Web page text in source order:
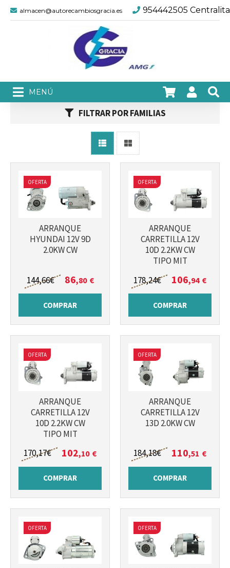
almacen@autorecambiosgracia.es 954442505 Centralita
FILTRAR POR FAMILIAS
OFERTA
ARRANQUE
HYUNDAI 12V 9D
2.0KW CW
144,66€ 86,80 €
COMPRAR
OFERTA
ARRANQUE
CARRETILLA 12V
10D 2.2KW CW
TIPO MIT
178,24€ 106,94 €
COMPRAR
OFERTA
ARRANQUE
CARRETILLA 12V
10D 2.2KW CW
TIPO MIT
170,17€ 102,10 €
COMPRAR
OFERTA
ARRANQUE
CARRETILLA 12V
13D 2.0KW CW
184,18€ 110,51 €
COMPRAR
OFERTA OFERTA
Más info Más info
Más info Más info
Más info Más info